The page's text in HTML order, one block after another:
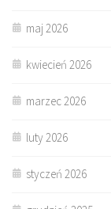
maj 2026
kwiecień 2026
marzec 2026
luty 2026
styczeń 2026